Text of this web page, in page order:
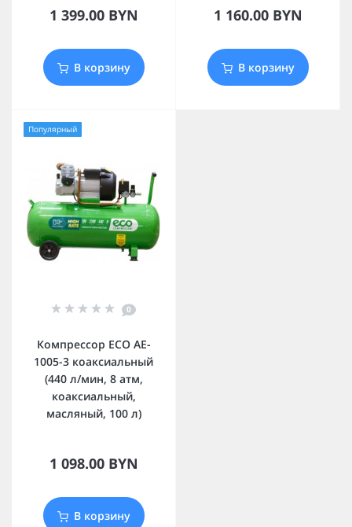
1 399.00 BYN
В корзину
1 160.00 BYN
В корзину
Популярный
0
Компрессор ECO AE-
1005-3 коаксиальный
(440 л/мин, 8 атм,
коаксиальный,
масляный, 100 л)
1 098.00 BYN
В корзину